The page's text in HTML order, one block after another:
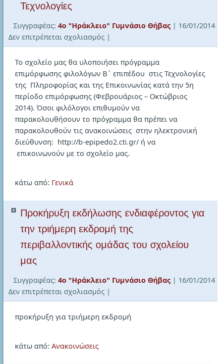
Τεχνολογίες
Συγγραφέας: 4ο "Ηράκλειο" Γυμνάσιο Θήβας | 16/01/2014
Δεν επιτρέπεται σχολιασμόςστο
Επιμόρφωση
Φιλολόγων
στις
Νέες
Τεχνολογίες
|
Το σχολείο μας θα υλοποιήσει πρόγραμμα
επιμόρφωσης φιλολόγων Β΄ επιπέδου στις Τεχνολογίες
της Πληροφορίας και της Επικοινωνίας κατά την 5η
περίοδο επιμόρφωσης (Φεβρουάριος – Οκτώβριος
2014). Όσοι φιλόλογοι επιθυμούν να
παρακολουθήσουν το πρόγραμμα θα πρέπει να
παρακολουθούν τις ανακοινώσεις στην ηλεκτρονική
διεύθυνση: http://b-epipedo2.cti.gr/ ή να
επικοινωνούν με το σχολείο μας.
κάτω από: Γενικά
Προκήρυξη εκδήλωσης ενδιαφέροντος για
την τριήμερη εκδρομή της
περιβαλλοντικής ομάδας του σχολείου
μας
Συγγραφέας: 4ο "Ηράκλειο" Γυμνάσιο Θήβας | 16/01/2014
Δεν επιτρέπεται σχολιασμόςστο
Προκήρυξη
εκδήλωσης
|
προκήρυξη για τριήμερη εκδρομή
κάτω από: Ανακοινώσεις